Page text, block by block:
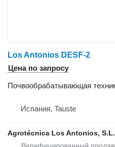
Los Antonios DESF-2
Цена по запросу
Почвообрабатывающая
Испания, Tauste
Agrotécnica Los Antonios, S.L.